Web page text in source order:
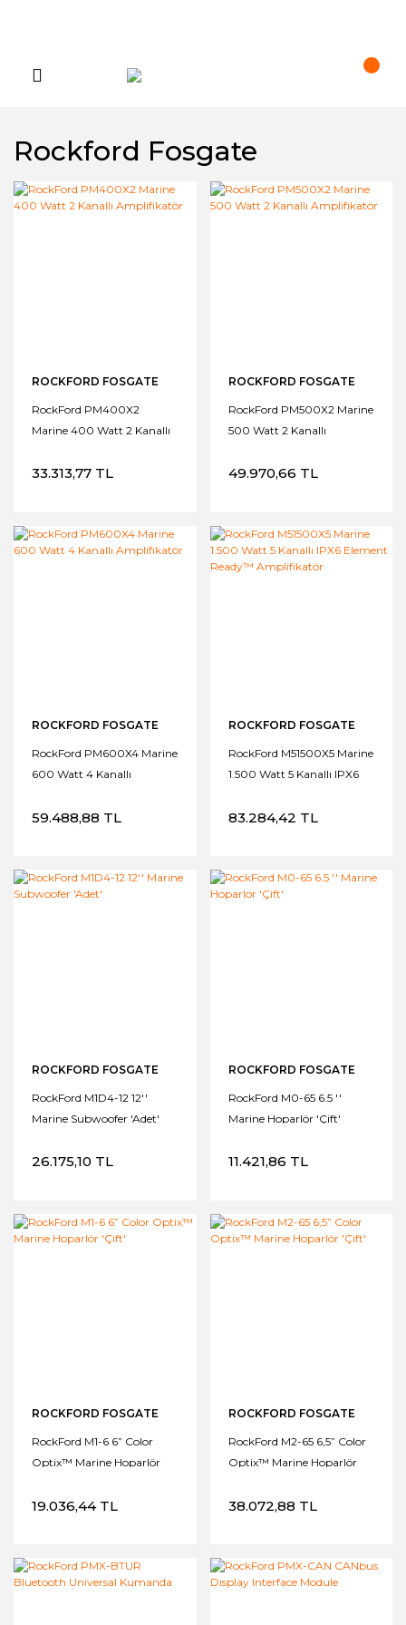
Rockford Fosgate
ROCKFORD FOSGATE
RockFord PM400X2
Marine 400 Watt 2 Kanallı
33.313,77 TL
ROCKFORD FOSGATE
RockFord PM500X2 Marine
500 Watt 2 Kanallı
49.970,66 TL
ROCKFORD FOSGATE
RockFord PM600X4 Marine
600 Watt 4 Kanallı
59.488,88 TL
ROCKFORD FOSGATE
RockFord M51500X5 Marine
1.500 Watt 5 Kanallı IPX6
Amplifikatör
83.284,42 TL
ROCKFORD FOSGATE
RockFord M1D4-12 12''
Marine Subwoofer 'Adet'
26.175,10 TL
ROCKFORD FOSGATE
RockFord M0-65 6.5 ''
Marine Hoparlör 'Çift'
11.421,86 TL
ROCKFORD FOSGATE
RockFord M1-6 6” Color
Optix™ Marine Hoparlör
19.036,44 TL
ROCKFORD FOSGATE
RockFord M2-65 6,5” Color
Optix™ Marine Hoparlör
38.072,88 TL